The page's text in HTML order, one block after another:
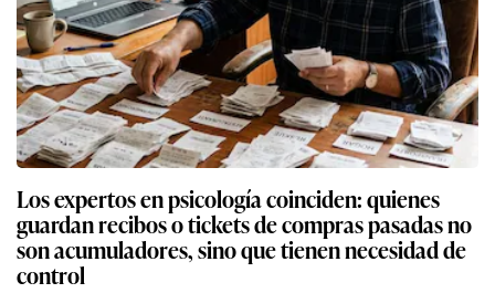
Los expertos en psicología coinciden: quienes
guardan recibos o tickets de compras pasadas no
son acumuladores, sino que tienen necesidad de
control